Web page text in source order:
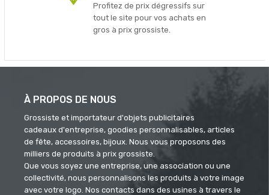
Profitez de prix dégressifs sur
tout le site pour vos achats en
gros à prix grossiste.
À PROPOS DE NOUS
Grossiste et importateur d'objets publicitaires
cadeaux d'entreprise, goodies personnalisables, articles
de fête, accessoires, bijoux. Nous vous proposons des
milliers de produits à prix grossiste.
Que vous soyez une entreprise, une association ou une
collectivité, nous personnalisons les produits à votre image
avec votre logo. Nos contacts dans des usines à travers le